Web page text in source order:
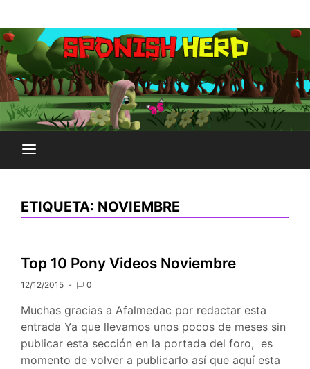
al
contenido
SPONISH HERD
ETIQUETA: NOVIEMBRE
Top 10 Pony Videos Noviembre
12/12/2015 0
Muchas gracias a Afalmedac por redactar esta
entrada Ya que llevamos unos pocos de meses sin
publicar esta sección en la portada del foro, es
momento de volver a publicarlo así que aquí esta